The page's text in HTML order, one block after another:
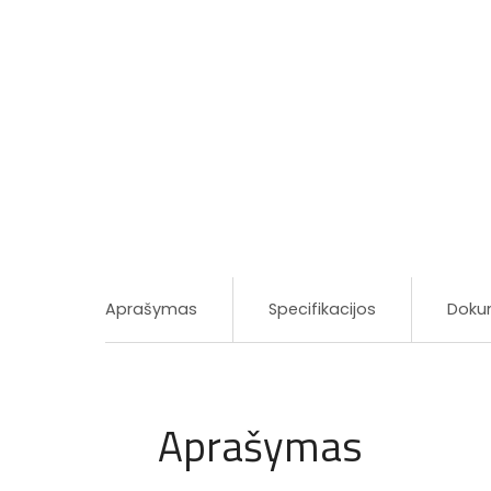
Aprašymas Specifikacijos
Aprašymas